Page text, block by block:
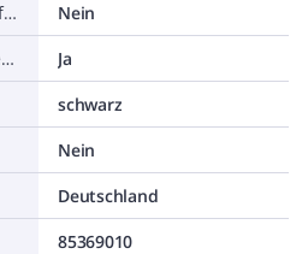
Explosionsgeprüfte Ausführung Ex e
Nein
Abschlussplatte erforderlich
Ja
schwarz
Nein
Deutschland
85369010